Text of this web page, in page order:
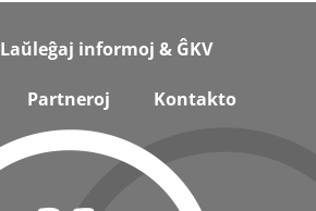
Laŭleĝaj informoj & ĜKV
Partneroj Kontakto